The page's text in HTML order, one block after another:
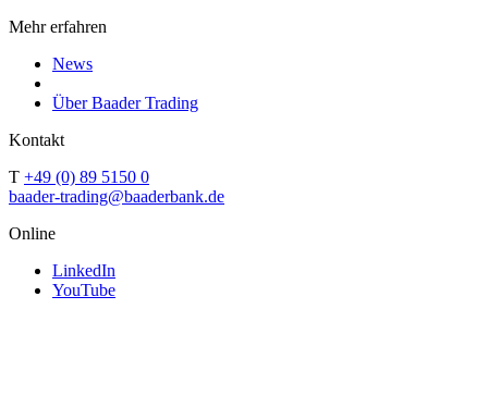
Mehr erfahren
News
Über Baader Trading
Kontakt
T +49 (0) 89 5150 0
baader-trading@baaderbank.de
Online
LinkedIn
YouTube